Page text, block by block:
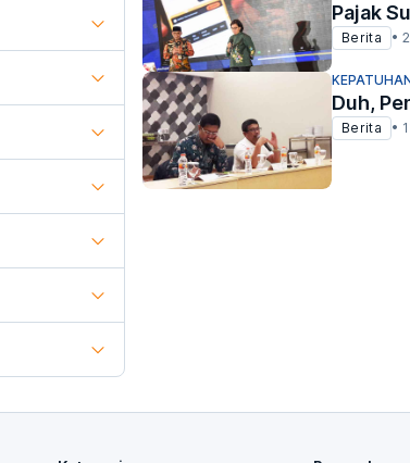
Pajak
Berita •
Duh,
Berita •